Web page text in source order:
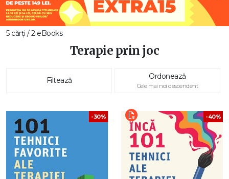
5 cărți / 2 eBooks
Terapie prin joc
Filtează Ordonează
Cele mai noi descendent
-30% -40%